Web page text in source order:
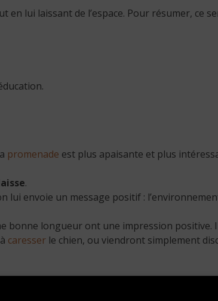
lui laissant de l’espace. Pour résumer, ce
promenade est plus apaisante et plus
.
lui envoie un message positif :
bonne longueur ont une impression positive.
caresser le chien, ou viendront simplement